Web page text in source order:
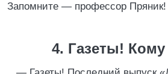
Запомните — профессор Пряник!
4. Газеты! Кому